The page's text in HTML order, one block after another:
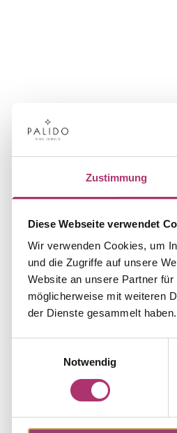
Zustimmung
Diese Webseite verwendet
Wir verwenden Cookies, um
und die Zugriffe auf unsere
Website an unsere Partner
möglicherweise mit weiteren
der Dienste gesammelt haben.
Notwendig